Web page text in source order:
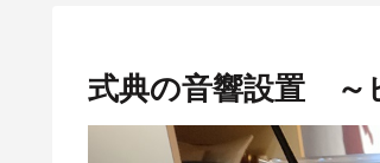
式典の音響設置 ～